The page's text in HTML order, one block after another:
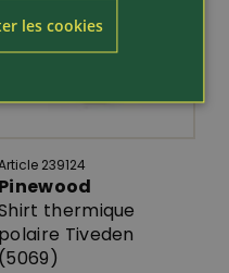
239124
Pinewood
thermique
polaire Tiveden
(5069)
les cookies